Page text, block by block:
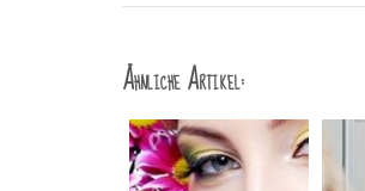
Ähnliche Artikel: